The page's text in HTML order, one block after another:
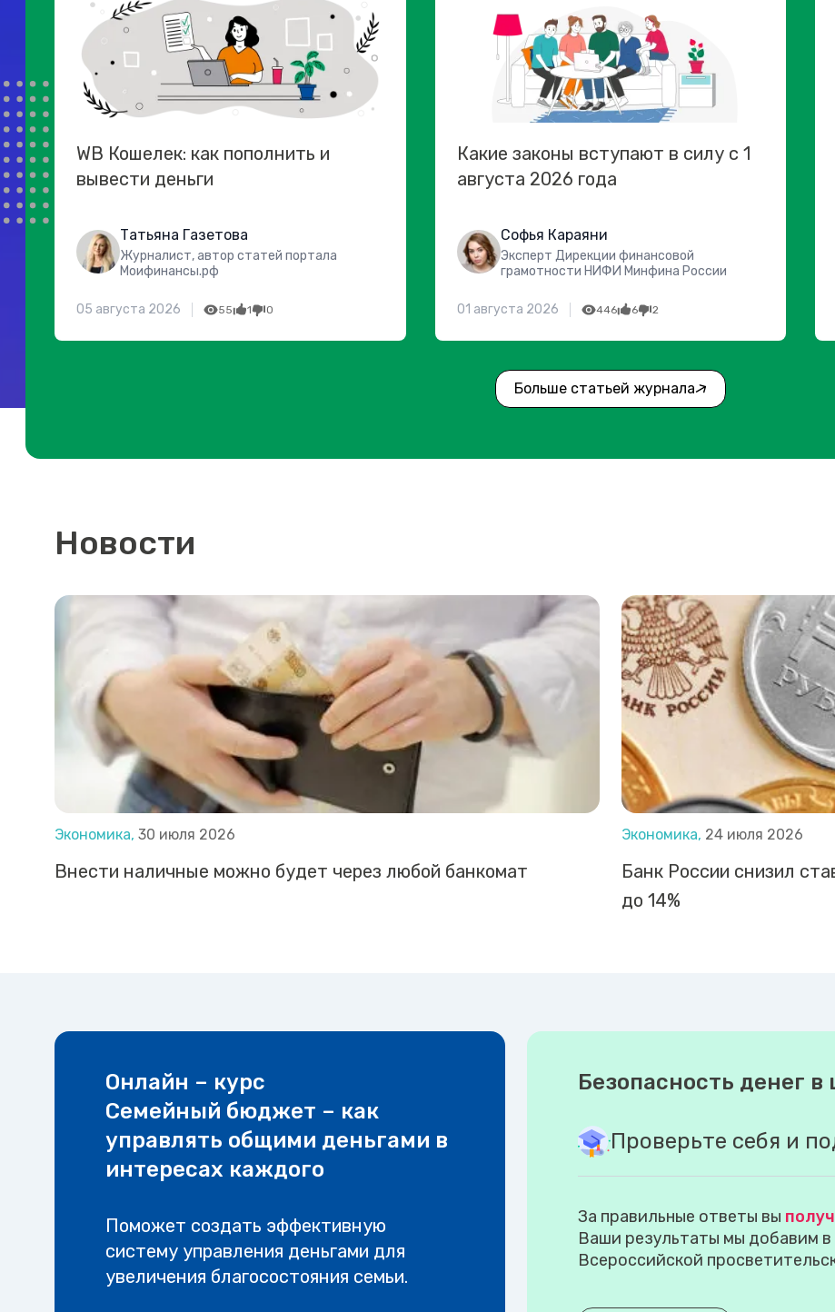
WB Кошелек: как пополнить и
вывести деньги
Татьяна Газетова
Журналист, автор статей портала
Моифинансы.рф
05 августа 2026 55 1 0
Какие законы вступают в силу с 1
августа 2026 года
Софья Караяни
Эксперт Дирекции финансовой
грамотности НИФИ Минфина России
01 августа 2026 446 6 2
Больше статьей журнала
Новости
Экономика, 30 июля 2026
Внести наличные можно будет через любой банкомат
Экономика, 24 июля 2026
Банк России снизил
до 14%
Онлайн – курс
Семейный бюджет – как
управлять общими деньгами в
интересах каждого
Поможет создать эффективную
систему управления деньгами для
увеличения благосостояния семьи.
Безопасность денег
Проверьте себя и
За правильные ответы вы
Ваши результаты мы добавим в
Всероссийской